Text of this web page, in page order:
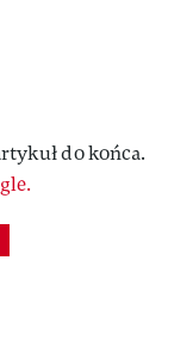
do końca.